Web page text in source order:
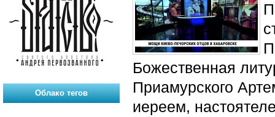
Божественная
Приамурского
иереем,
Облако тегов